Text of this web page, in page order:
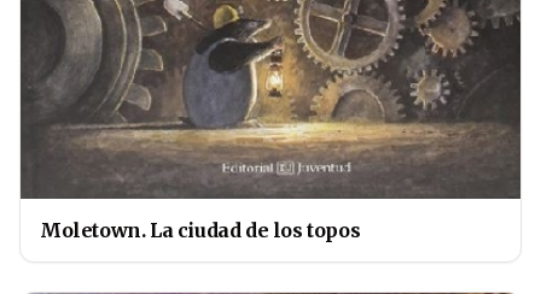
Moletown. La ciudad de los topos